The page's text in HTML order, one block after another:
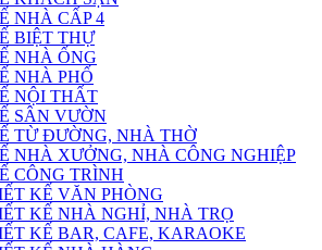
NHÀ CẤP 4
BIỆT THỰ
NHÀ ỐNG
NHÀ PHỐ
NỘI THẤT
SÂN VƯỜN
TỪ ĐƯỜNG, NHÀ THỜ
NHÀ XƯỞNG, NHÀ CÔNG NGHIỆP
CÔNG TRÌNH
KẾ VĂN PHÒNG
KẾ NHÀ NGHỈ, NHÀ TRỌ
KẾ BAR, CAFE, KARAOKE